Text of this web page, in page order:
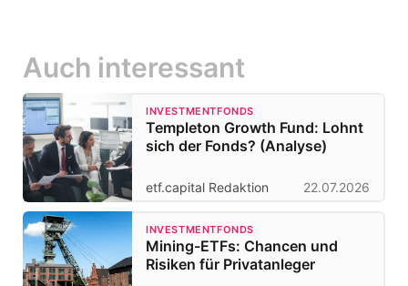
Auch interessant
INVESTMENTFONDS
Templeton Growth Fund: Lohnt
sich der Fonds? (Analyse)
etf.capital Redaktion 22.07.2026
INVESTMENTFONDS
Mining-ETFs: Chancen und
Risiken für Privatanleger